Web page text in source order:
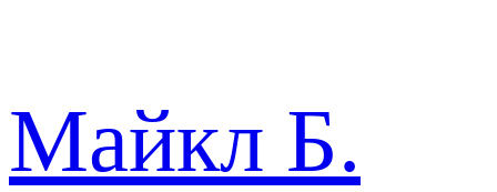
Майкл Б.